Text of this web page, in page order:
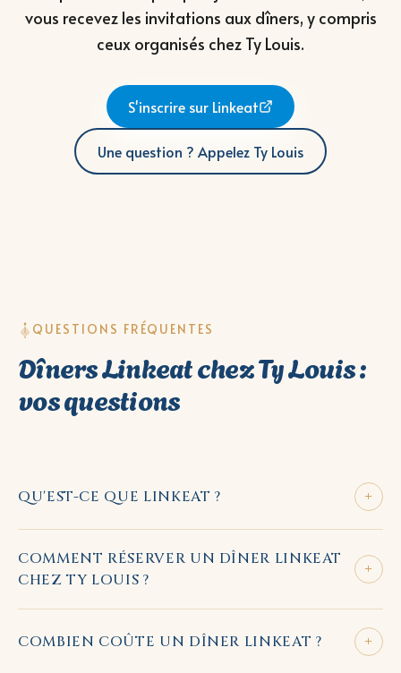
vous recevez les invitations aux dîners, y compris
ceux organisés chez Ty Louis.
S'inscrire sur Linkeat
Une question ? Appelez Ty Louis
QUESTIONS FRÉQUENTES
Dîners Linkeat chez Ty Louis :
vos questions
QU'EST-CE QUE LINKEAT ? +
COMMENT RÉSERVER UN DÎNER LINKEAT
CHEZ TY LOUIS ?
+
COMBIEN COÛTE UN DÎNER LINKEAT ? +